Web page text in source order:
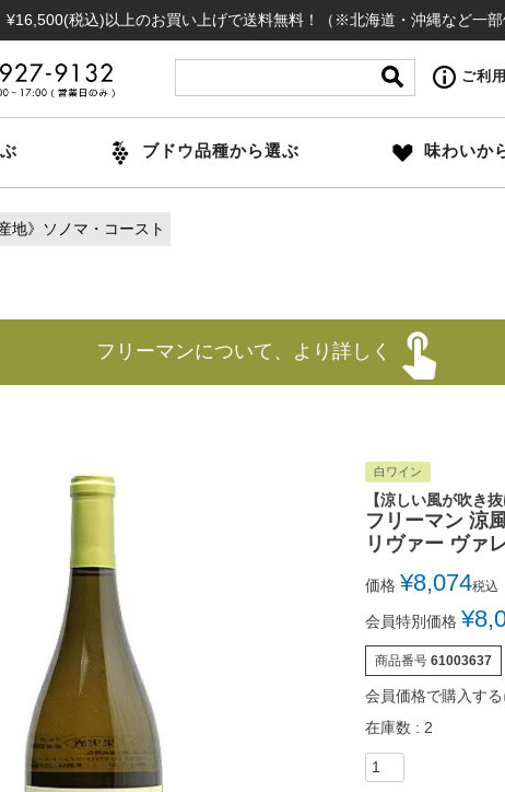
)以上のお買い上げで送料無料！（※北海道・沖縄など一部例外地域
ご利
ブドウ品種から選ぶ 味わいか
産地》ソノマ・コースト
フリーマンについて、より詳しく
白ワイン
【涼しい風が吹き
フリーマン 涼
リヴァー ヴァ
価格 ¥8,074税込
会員特別価格 ¥
商品番号 61003637
会員価格で購入す
在庫数
2